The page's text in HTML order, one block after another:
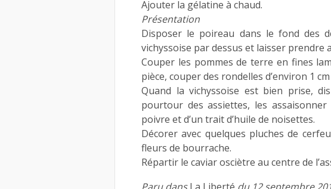
Ajouter la gélatine à chaud.
Présentation
Disposer le poireau dans le fond des
vichyssoise par dessus et laisser prendre
Couper les pommes de terre en fines
pièce, couper des rondelles d’environ 1
Quand la vichyssoise est bien prise,
pourtour des assiettes, les
poivre et d’un trait d’huile de noisettes.
Décorer avec quelques pluches de
fleurs de bourrache.
Répartir le caviar osciètre au centre de